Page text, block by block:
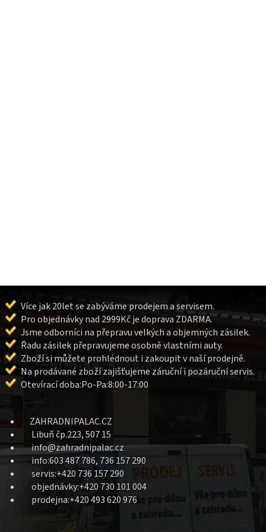
Více jak 20let se zabýváme prodejem a servisem.
Pro objednávky nad 2999Kč je doprava ZDARMA.
Jsme odborníci na přepravu velkých a objemných zásilek.
Řadu zásilek přepravujeme osobně vlastními auty.
Zboží si můžete prohlédnout i zakoupit v naší prodejně.
Na prodávané zboží zajišťujeme záruční i pozáruční servis.
Otevírací doba:Po-Pa:8:00-17:00
ZAHRADNIPALAC.CZ
Libuň čp.223, 507 15
info@zahradnipalac.cz
info:603 487 786, 736 157 290
servis:+420 736 157 290
objednávky:+420 730 101 004
prodejna:+420 493 620 976